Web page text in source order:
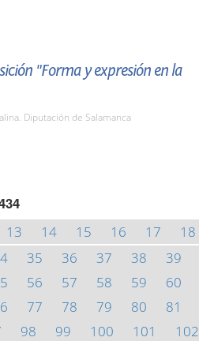
"Forma y expresión en la
Diputación de Salamanca
13 14 15 16 17 18
35 36 37 38 39
56 57 58 59 60
77 78 79 80 81
98 99 100 101 102